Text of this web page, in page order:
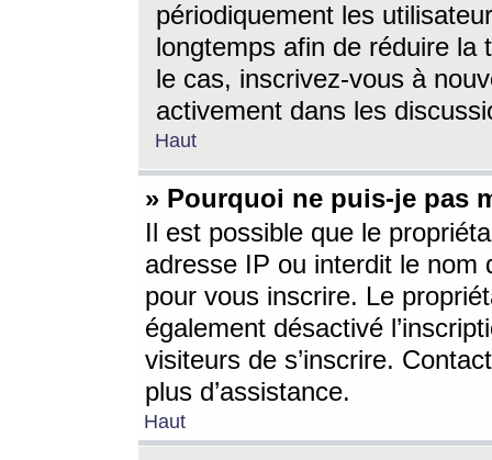
périodiquement les
longtemps afin de réduire la
le cas, inscrivez-vous à
activement dans les
Haut
» Pourquoi ne puis-je pas
Il est possible que le
adresse IP ou interdit le nom
pour vous inscrire. Le
également désactivé
visiteurs de s’inscrire.
plus d’assistance.
Haut